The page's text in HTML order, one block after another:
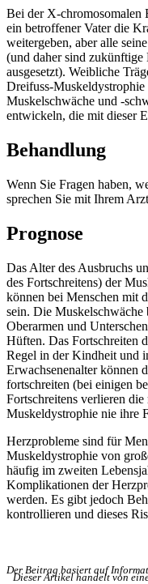
Bei der X-chromosomalen
ein betroffener Vater die
weitergeben, aber alle
(und daher sind
ausgesetzt). Weibliche
Dreifuss-
Muskelschwäche und -
entwickeln, die mit dieser
Behandlung
Wenn Sie Fragen haben,
sprechen Sie mit Ihrem
Prognose
Das Alter des Ausbruchs
des Fortschreitens) der
können bei Menschen mit
sein. Die Muskelschwäche
Oberarmen und
Hüften. Das Fortschreiten
Regel in der Kindheit und
Erwachsenenalter können
fortschreiten (bei einigen
Fortschreitens verlieren
Muskeldystrophie nie ihre
Herzprobleme sind für
Muskeldystrophie von
häufig im zweiten
Komplikationen der
werden. Es gibt jedoch
kontrollieren und dieses
Der Beitrag basiert auf
Dieser Artikel handelt von